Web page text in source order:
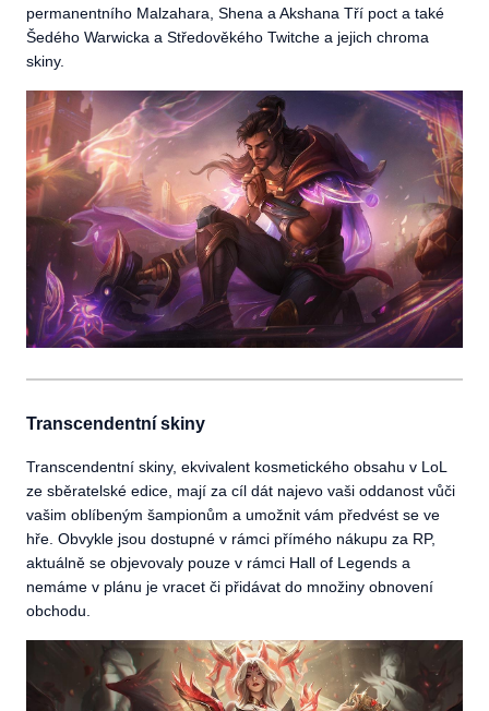
permanentního Malzahara, Shena a Akshana Tří poct a také
Šedého Warwicka a Středověkého Twitche a jejich chroma
skiny.
Transcendentní skiny
Transcendentní skiny, ekvivalent kosmetického obsahu v LoL
ze sběratelské edice, mají za cíl dát najevo vaši oddanost vůči
vašim oblíbeným šampionům a umožnit vám předvést se ve
hře. Obvykle jsou dostupné v rámci přímého nákupu za RP,
aktuálně se objevovaly pouze v rámci Hall of Legends a
nemáme v plánu je vracet či přidávat do množiny obnovení
obchodu.